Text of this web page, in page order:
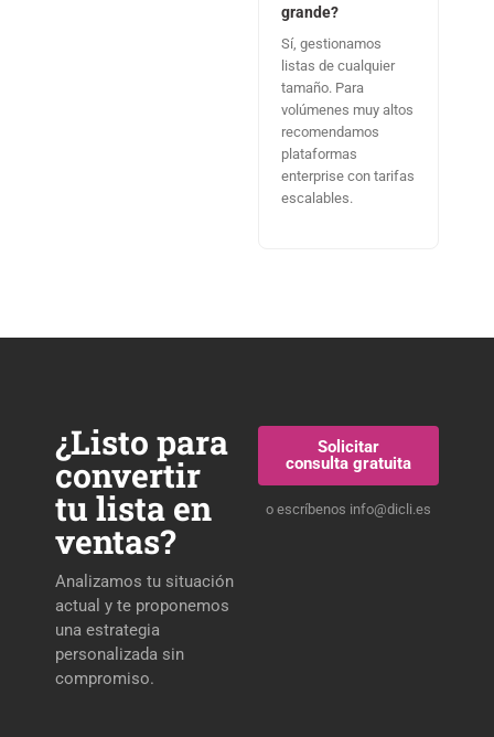
grande?
Sí, gestionamos
listas de cualquier
tamaño. Para
volúmenes muy altos
recomendamos
plataformas
enterprise con tarifas
escalables.
¿Listo para
convertir
tu lista en
ventas?
Analizamos tu situación
actual y te proponemos
una estrategia
personalizada sin
compromiso.
Solicitar
consulta gratuita
o escríbenos info@dicli.es